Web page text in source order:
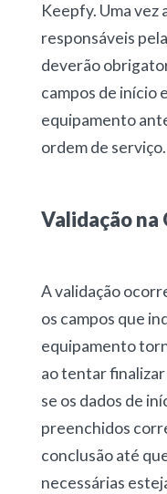
Keepfy. Uma vez
responsáveis
deverão
campos de início
equipamento
ordem de serviço.
Validação na
A validação
os campos que
equipamento
ao tentar finalizar
se os dados de
preenchidos
conclusão até
necessárias